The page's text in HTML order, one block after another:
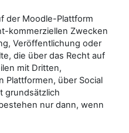
der Moodle-Plattform
kommerziellen Zwecken
Veröffentlichung oder
die über das Recht auf
mit Dritten,
Plattformen, über Social
grundsätzlich
nur dann, wenn